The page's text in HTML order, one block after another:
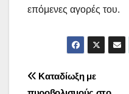
επόμενες αγορές του.
Πλοήγηση
Καταδίωξη με